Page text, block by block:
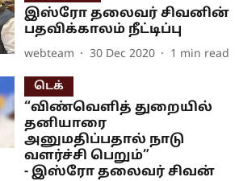
இஸ்ரோ தலைவர் சிவனின்
பதவிக்காலம் நீட்டிப்பு
webteam 30 Dec 2020 1 min read
டெக்
“விண்வெளித் துறையில்
தனியாரை
அனுமதிப்பதால் நாடு
வளர்ச்சி பெறும்”
- இஸ்ரோ தலைவர் சிவன்